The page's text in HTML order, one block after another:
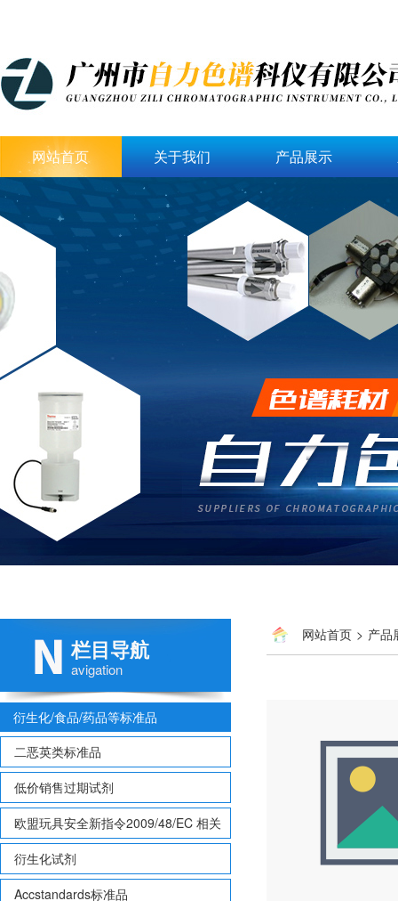
网站首页 关于我们 产品展示
栏目导航
avigation
衍生化/食品/药品等标准品
二恶英类标准品
低价销售过期试剂
欧盟玩具安全新指令2009/48/EC 相关
致敏性香味剂标准品
衍生化试剂
Accstandards标准品
网站首页 > 产品